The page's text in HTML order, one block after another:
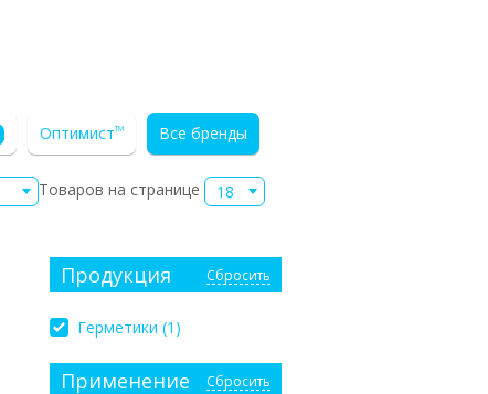
ОптимистTM Все бренды
Товаров на странице 18
Продукция Сбросить
Герметики (1 )
Применение Сбросить